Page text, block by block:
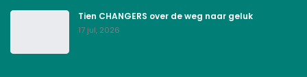
Tien CHANGERS over de weg naar geluk
17 jul, 2026